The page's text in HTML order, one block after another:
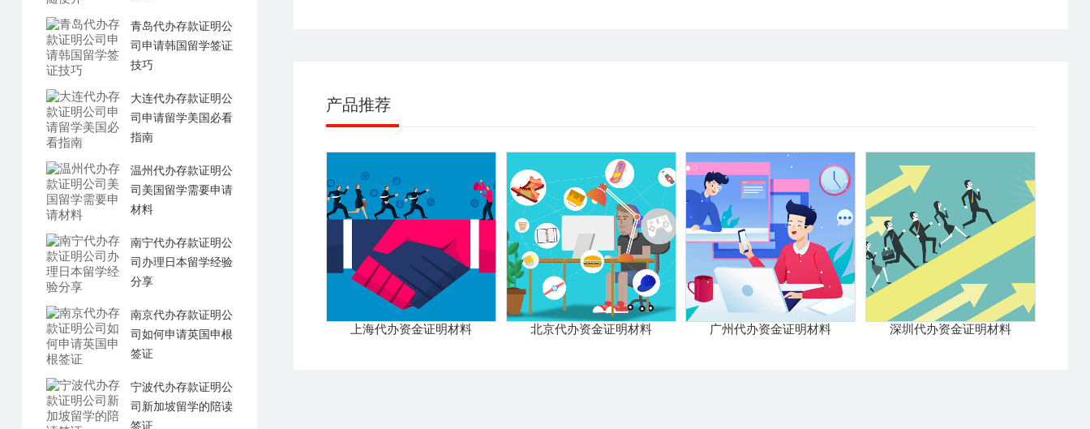
青岛代办存款证明公
司申请韩国留学签证
技巧
大连代办存款证明公
司申请留学美国必看
指南
温州代办存款证明公
司美国留学需要申请
材料
南宁代办存款证明公
司办理日本留学经验
分享
南京代办存款证明公
司如何申请英国申根
签证
宁波代办存款证明公
司新加坡留学的陪读
签证
产品推荐
上海代办资金证明材料 北京代办资金证明材料 广州代办资金证明材料 深圳代办资金证明材料